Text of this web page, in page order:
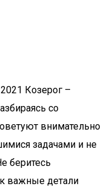
Козерог –
со
внимательно
задачами и не
беритесь
важные детали